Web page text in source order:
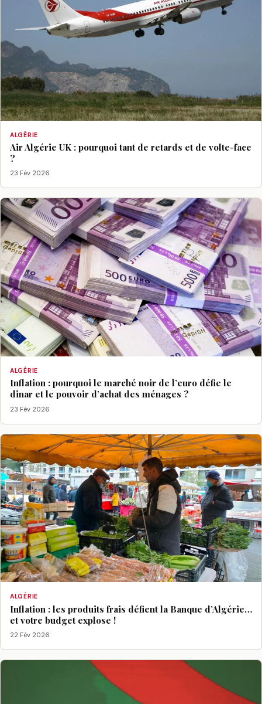
ALGÉRIE
Air Algérie UK : pourquoi tant de retards et de volte-face
?
23 Fév 2026
ALGÉRIE
Inflation : pourquoi le marché noir de l’euro défie le
dinar et le pouvoir d’achat des ménages ?
23 Fév 2026
ALGÉRIE
Inflation : les produits frais défient la Banque d’Algérie…
et votre budget explose !
22 Fév 2026